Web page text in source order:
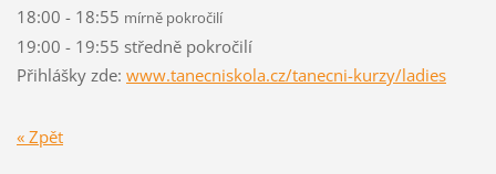
18:00 - 18:55 mírně pokročilí
19:00 - 19:55 středně pokročilí
Přihlášky zde: www.tanecniskola.cz/tanecni-kurzy/ladies
« Zpět